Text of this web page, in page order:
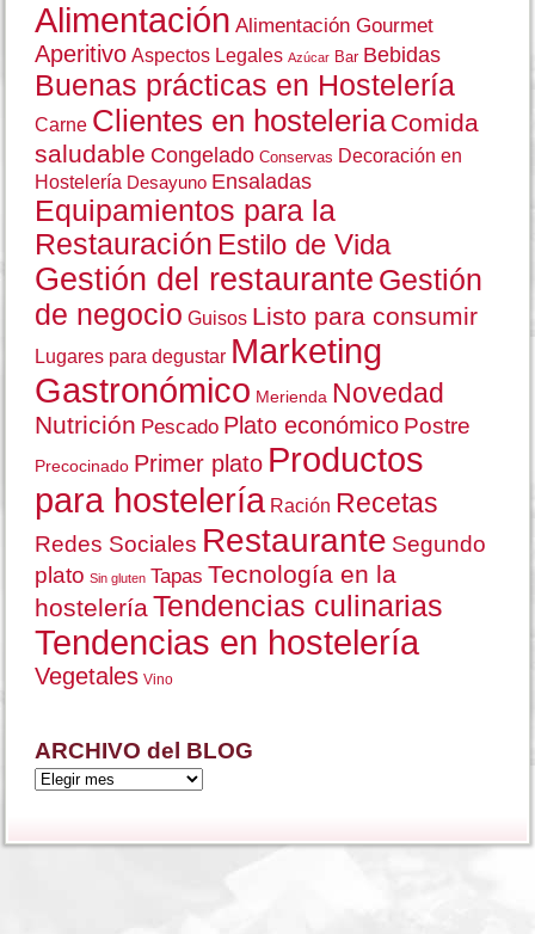
Alimentación Alimentación Gourmet
Aperitivo Aspectos Legales Azúcar Bar Bebidas
Buenas prácticas en Hostelería
Carne Clientes en hosteleriaComida
saludable Congelado Conservas Decoración en
Hostelería Desayuno Ensaladas
Equipamientos para la
Restauración Estilo de Vida
Gestión del restaurante Gestión
de negocio Guisos Listo para consumir
Lugares para degustar Marketing
Gastronómico Merienda Novedad
Nutrición Pescado Plato económico Postre
Precocinado Primer plato Productos
para hostelería Ración Recetas
Redes Sociales Restaurante Segundo
plato Sin gluten Tapas Tecnología en la
hosteleríaTendencias culinarias
Tendencias en hostelería
Vegetales Vino
ARCHIVO del BLOG